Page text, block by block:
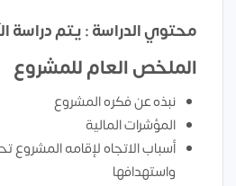
محتوي الدراسة : يتم دراسة
الملخص العام للمشروع
نبذه عن فكره المشروع
المؤشرات المالية
أسباب الاتجاه لإقامه المشروع
واستهدافها